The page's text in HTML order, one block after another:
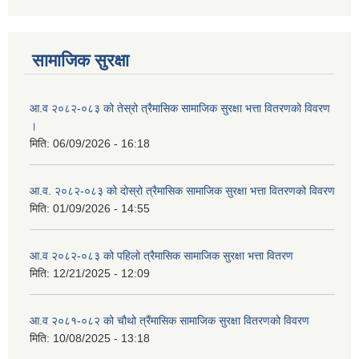
सामाजिक सुरक्षा
आ.व २०८२-०८३ को तेस्रो त्रैमासिक सामाजिक सुरक्षा भत्ता वितरणको विवरण
।
मिति: 06/09/2026 - 16:18
आ.व. २०८२-०८३ को दोस्रो त्रैमासिक सामाजिक सुरक्षा भत्ता वितरणको विवरण
मिति: 01/09/2026 - 14:55
आ.व २०८२-०८३ को पहिलो त्रैमासिक सामाजिक सुरक्षा भत्ता वितरण
मिति: 12/21/2025 - 12:09
आ.व २०८१-०८२ को चौथो त्रैंमासिक सामाजिक सुरक्षा वितरणको विवरण
मिति: 10/08/2025 - 13:18